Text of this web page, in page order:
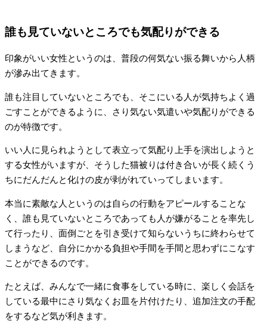
誰も見ていないところでも気配りができる
印象がいい女性というのは、普段の何気ない振る舞いから人柄
が滲み出てきます。
誰も注目していないところでも、そこにいる人が気持ちよく過
ごすことができるように、さり気ない気遣いや気配りができる
のが特徴です。
いい人に見られようとして表立って気配り上手を演出しようと
する女性がいますが、そうした猫被りは付き合いが長く続くう
ちにだんだんと化けの皮が剥がれていってしまいます。
本当に素敵な人というのは自らの行動をアピールすることな
く、誰も見ていないところであっても人が嫌がることを率先し
て行ったり、面倒ごとを引き受けて知らないうちに終わらせて
しまうなど、自分にかかる負担や手間を手間と思わずにこなす
ことができるのです。
たとえば、みんなで一緒に食事をしている時に、楽しく会話を
している最中にさり気なくお皿を片付けたり、追加注文の手配
をするなど気が利きます。